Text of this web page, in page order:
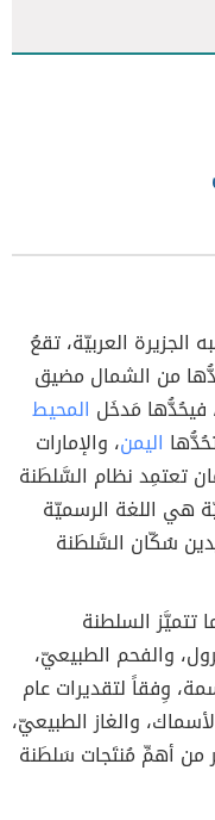
العربيّة، تقعُ
من الشمال مضيق
فيحُدُّها مَدخَل المحيط
اليمن، والإمارات
تعتمِد نظام السَّلطَنة
هي اللغة الرسميّة
سُكّان السَّلطَنة
تتميَّز السلطنة
والفحم الطبيعيّ،
ويبلغُ عدد سُكّانها 3,219,775 نسمة، وِفقاً لتقديرات عام
من أهمِّ مُنتَجات سَلطَنة